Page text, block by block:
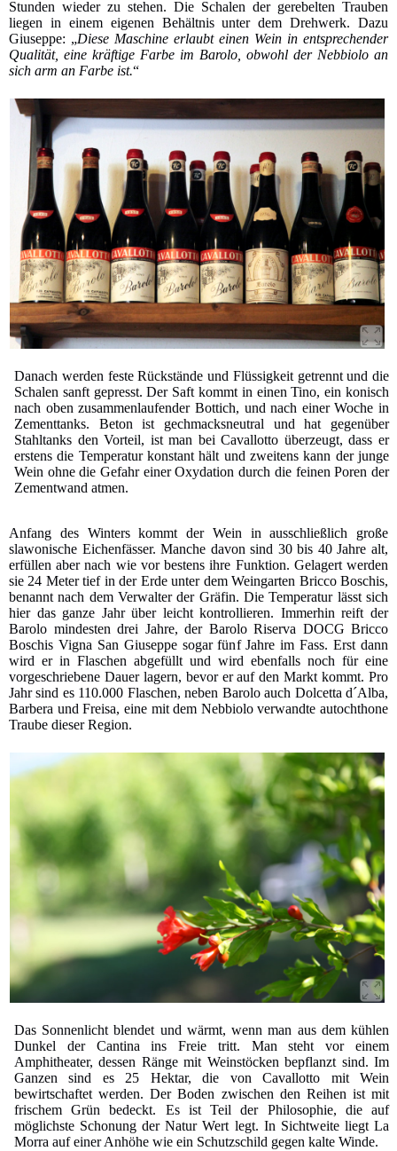
Stunden wieder zu stehen. Die Schalen der gerebelten Trauben
liegen in einem eigenen Behältnis unter dem Drehwerk. Dazu
Giuseppe: „Diese Maschine erlaubt einen Wein in entsprechender
Qualität, eine kräftige Farbe im Barolo, obwohl der Nebbiolo an
sich arm an Farbe ist.“
Danach werden feste Rückstände und Flüssigkeit getrennt und die
Schalen sanft gepresst. Der Saft kommt in einen Tino, ein konisch
nach oben zusammenlaufender Bottich, und nach einer Woche in
Zementtanks. Beton ist gechmacksneutral und hat gegenüber
Stahltanks den Vorteil, ist man bei Cavallotto überzeugt, dass er
erstens die Temperatur konstant hält und zweitens kann der junge
Wein ohne die Gefahr einer Oxydation durch die feinen Poren der
Zementwand atmen.
Anfang des Winters kommt der Wein in ausschließlich große
slawonische Eichenfässer. Manche davon sind 30 bis 40 Jahre alt,
erfüllen aber nach wie vor bestens ihre Funktion. Gelagert werden
sie 24 Meter tief in der Erde unter dem Weingarten Bricco Boschis,
benannt nach dem Verwalter der Gräfin. Die Temperatur lässt sich
hier das ganze Jahr über leicht kontrollieren. Immerhin reift der
Barolo mindesten drei Jahre, der Barolo Riserva DOCG Bricco
Boschis Vigna San Giuseppe sogar fünf Jahre im Fass. Erst dann
wird er in Flaschen abgefüllt und wird ebenfalls noch für eine
vorgeschriebene Dauer lagern, bevor er auf den Markt kommt. Pro
Jahr sind es 110.000 Flaschen, neben Barolo auch Dolcetta d´Alba,
Barbera und Freisa, eine mit dem Nebbiolo verwandte autochthone
Traube dieser Region.
Das Sonnenlicht blendet und wärmt, wenn man aus dem kühlen
Dunkel der Cantina ins Freie tritt. Man steht vor einem
Amphitheater, dessen Ränge mit Weinstöcken bepflanzt sind. Im
Ganzen sind es 25 Hektar, die von Cavallotto mit Wein
bewirtschaftet werden. Der Boden zwischen den Reihen ist mit
frischem Grün bedeckt. Es ist Teil der Philosophie, die auf
möglichste Schonung der Natur Wert legt. In Sichtweite liegt La
Morra auf einer Anhöhe wie ein Schutzschild gegen kalte Winde.